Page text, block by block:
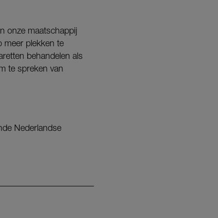
onze maatschappij
meer plekken te
behandelen als
te spreken van
Nederlandse